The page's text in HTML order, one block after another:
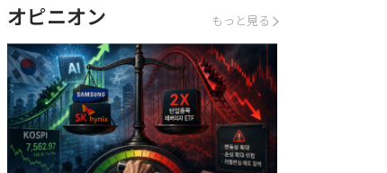
オピニオン もっと見る